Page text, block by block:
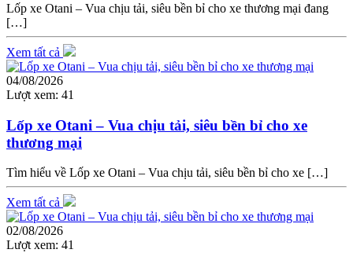
Lốp xe Otani – Vua chịu tải, siêu bền bỉ cho xe thương mại đang
[…]
Xem tất cả
04/08/2026
Lượt xem: 41
Lốp xe Otani – Vua chịu tải, siêu bền bỉ cho xe
thương mại
Tìm hiểu về Lốp xe Otani – Vua chịu tải, siêu bền bỉ cho xe […]
Xem tất cả
02/08/2026
Lượt xem: 41